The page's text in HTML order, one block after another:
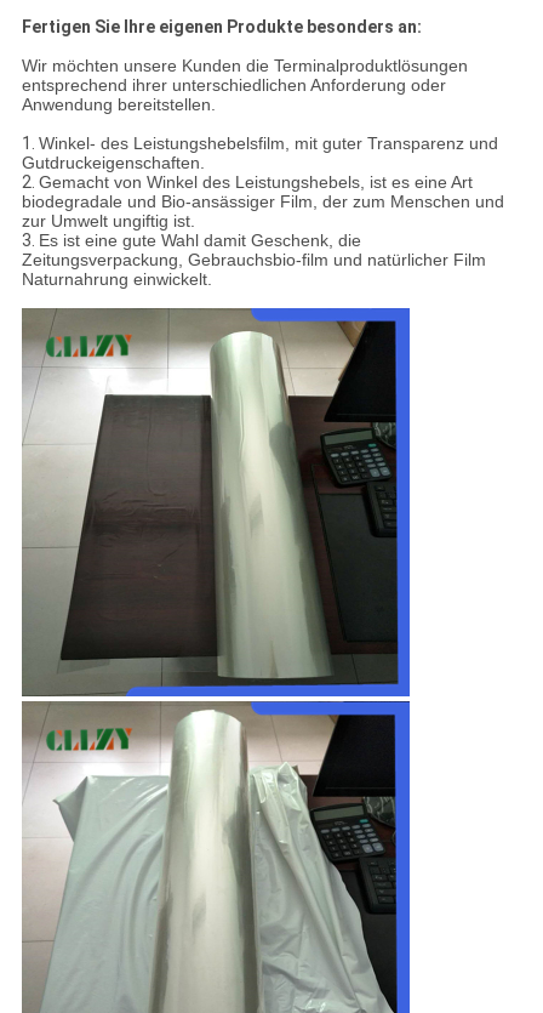
Fertigen Sie Ihre eigenen Produkte besonders an:
Wir möchten unsere Kunden die Terminalproduktlösungen
entsprechend ihrer unterschiedlichen Anforderung oder
Anwendung bereitstellen.
1. Winkel- des Leistungshebelsfilm, mit guter Transparenz und
Gutdruckeigenschaften.
2. Gemacht von Winkel des Leistungshebels, ist es eine Art
biodegradale und Bio-ansässiger Film, der zum Menschen und
zur Umwelt ungiftig ist.
3. Es ist eine gute Wahl damit Geschenk, die
Zeitungsverpackung, Gebrauchsbio-film und natürlicher Film
Naturnahrung einwickelt.